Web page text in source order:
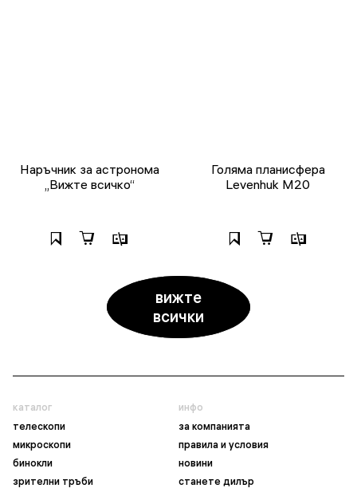
Наръчник за астронома
„Вижте всичко“
Голяма планисфера
Levenhuk M20
вижте
всички
каталог
телескопи
микроскопи
бинокли
зрителни тръби
инфо
за компанията
правила и условия
новини
станете дилър